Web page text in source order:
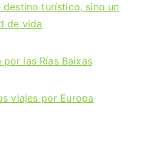
destino turístico, sino un
de vida
las Rías Baixas
viajes por Europa